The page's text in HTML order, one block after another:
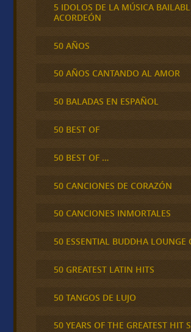
5 IDOLOS DE LA MÚSICA
ACORDEÓN
50 AÑOS
50 AÑOS CANTANDO AL AMOR
50 BALADAS EN ESPAÑOL
50 BEST OF
50 BEST OF …
50 CANCIONES DE CORAZÓN
50 CANCIONES INMORTALES
50 ESSENTIAL BUDDHA LOUNGE
50 GREATEST LATIN HITS
50 TANGOS DE LUJO
50 YEARS OF THE GREATEST HIT